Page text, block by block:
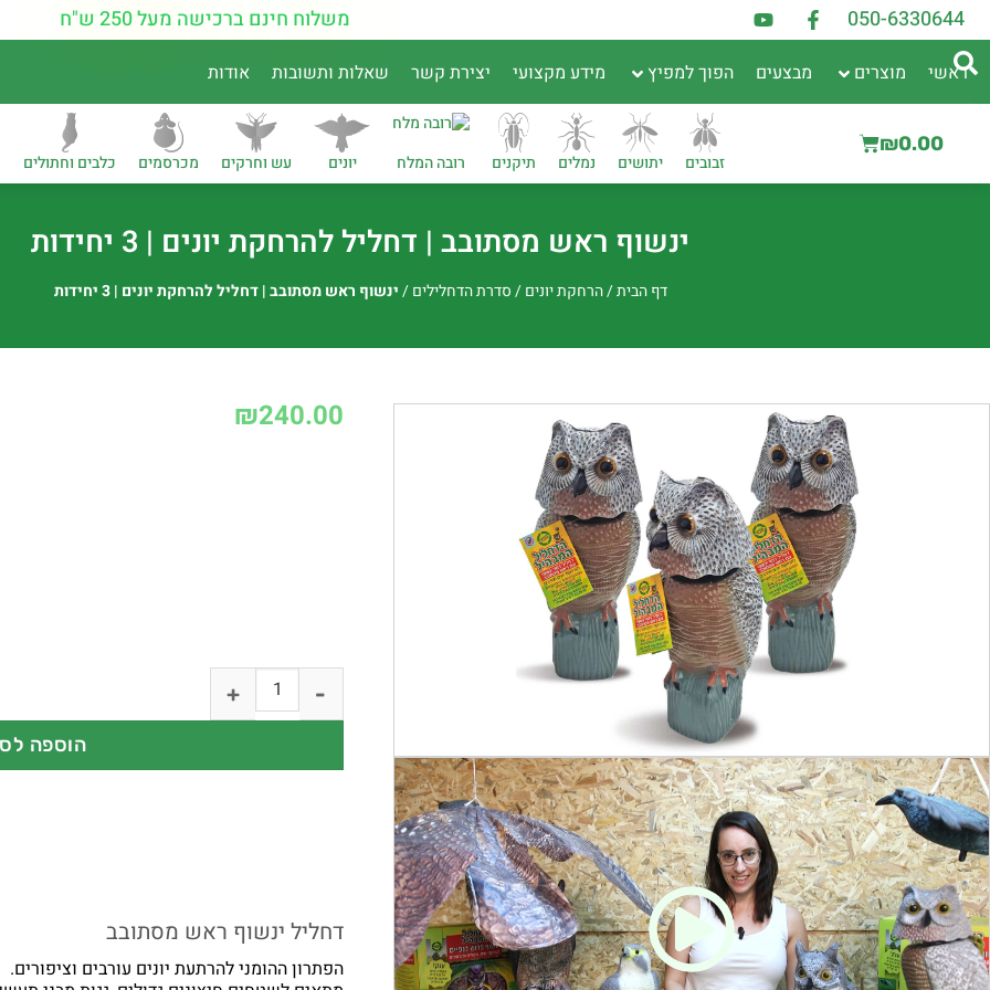
050-6330644 משלוח חינם ברכישה מעל 250 ש"ח
ראשי מוצרים מבצעים הפוך למפיץ מידע מקצועי יצירת קשר שאלות ותשובות אודות
₪0.00
זבובים יתושים נמלים תיקנים רובה המלח יונים עש וחרקים מכרסמים כלבים וחתולים
ינשוף ראש מסתובב | דחליל להרחקת יונים | 3 יחידות
דף הבית/הרחקת יונים/סדרת הדחלילים/ינשוף ראש מסתובב | דחליל להרחקת יונים | 3 יחידות
₪240.00
הוספה
דחליל ינשוף ראש מסתובב
הפתרון ההומני להרתעת יונים עורבים וציפורים.